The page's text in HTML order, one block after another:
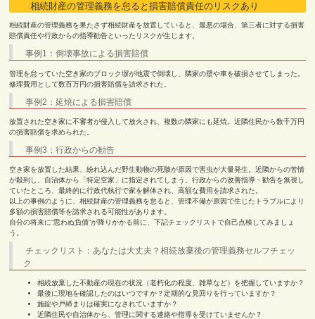
相続財産の管理義務を怠ると損害賠償責任のリスクあり
相続財産の管理義務を果たさず相続財産を放置していると、最悪の場合、第三者に対する損害
賠償責任や行政からの指導勧告といったリスクが生じます。
事例1：倒壊事故による損害賠償
管理を怠っていた空き家のブロック塀が地震で倒壊し、隣家の壁や車を破損させてしまった。
修理費用として数百万円の損害賠償を請求された。
事例2：延焼による損害賠償
放置された空き家に不審者が侵入して放火され、複数の隣家にも延焼。近隣住民から数千万円
の損害賠償を求められた。
事例3：行政からの勧告
空き家を放置した結果、紛れ込んだ野生動物の死骸が原因で害虫が大量発生。近隣からの苦情
が殺到し、自治体から「特定空家」に指定されてしまう。行政からの改善指導・勧告を無視し
ていたところ、最終的に行政代執行で家を解体され、高額な費用を請求された。
以上の事例のように、相続財産の管理義務を怠ると、管理不備が原因で生じたトラブルにより
多額の損害賠償等を請求される可能性があります。
自分の将来に“思わぬ負債”が降りかかる前に、下記チェックリストで自己点検してみましょ
う。
チェックリスト：あなたは大丈夫？相続放棄後の管理義務セルフチェッ
ク
相続放棄した不動産の現在の状況（老朽化の程度、雑草など）を把握していますか？
最後に現地を確認したのはいつですか？定期的な見回りを行っていますか？
施錠や戸締まりは確実になされていますか？
近隣住民や自治体から、管理に関する連絡や指導を受けていませんか？